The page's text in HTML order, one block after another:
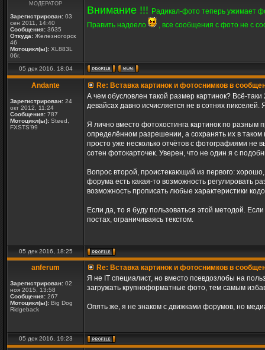
МОДЕРАТОР
Зарегистрирован: 03
сен 2011, 14:40
Сообщения: 3635
Откуда: Железногорск
46
Мотоцикл(ы): XL883L
06г.
Внимание !!! Радикал-фото теперь ужимает
Править надоело
, все сообщения с фото не c
05 дек 2016, 18:04
Andante
Зарегистрирован: 24
окт 2012, 11:24
Сообщения: 787
Мотоцикл(ы): Steed,
FXSTS'99
Re: Вставка картинок и фотоснимков в
А чем обусловлен такой размер картинок? Всё-
девайсах давно исчисляется не в сотнях
Я лично вместо фотохостинга картинок по разным
определённом разрешении, а сохранять их в
просто уже несколько отчётов с фотографиями не
сотен фотокарточек. Уверен, что не один я с
Вопрос второй, проистекающий из первого:
форума есть какая-то возможность регулировать
возможность прописать любые характеристики
Если да, то я буду пользоваться этой методой.
постах, ограничиваясь текстом.
05 дек 2016, 18:25
anferum
Зарегистрирован: 02
ноя 2015, 13:58
Сообщения: 267
Мотоцикл(ы): Big Dog
Ridgeback
Re: Вставка картинок и фотоснимков в
Я не IT специалист, но вместо псевдозлобы на
загружать крупноформатные фото, тем самым
Опять же, я не знаком с движками форумов, но
05 дек 2016, 19:23